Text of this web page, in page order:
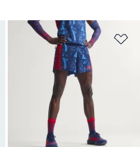
Dodaj do listy życzeń